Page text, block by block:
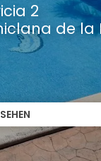
2
de la